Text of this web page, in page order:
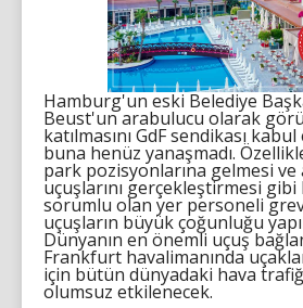
Hamburg'un eski Belediye
Beust'un arabulucu olarak
katılmasını GdF sendikası
buna henüz yanaşmadı.
park pozisyonlarına gelmesi ve
uçuşlarını gerçekleştirmesi
sorumlu olan yer personeli
uçuşların büyük çoğunluğu
Dünyanın en önemli uçuş
Frankfurt havalimanında
için bütün dünyadaki hava
olumsuz etkilenecek.